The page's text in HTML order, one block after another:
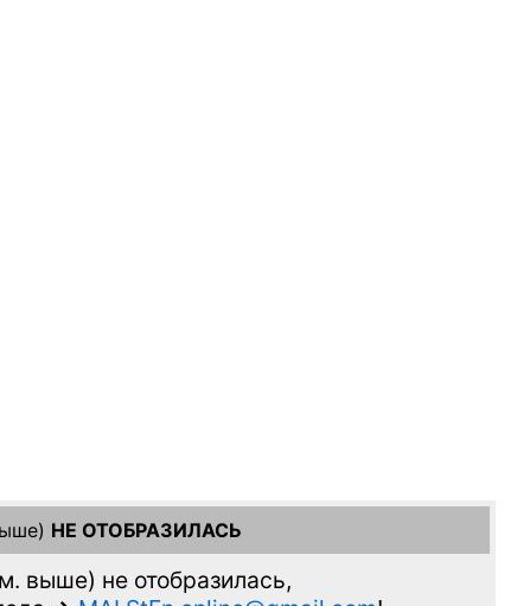
НЕ ОТОБРАЗИЛАСЬ
выше) не отобразилась,